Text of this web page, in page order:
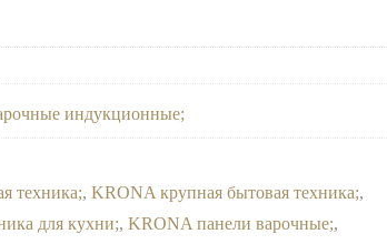
индукционные
техника ,KRONA крупная бытовая техника ,
для кухни ,KRONA панели варочные ,